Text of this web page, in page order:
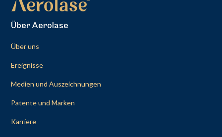
Über Aerolase
Über uns
Ereignisse
Medien und Auszeichnungen
Patente und Marken
Karriere